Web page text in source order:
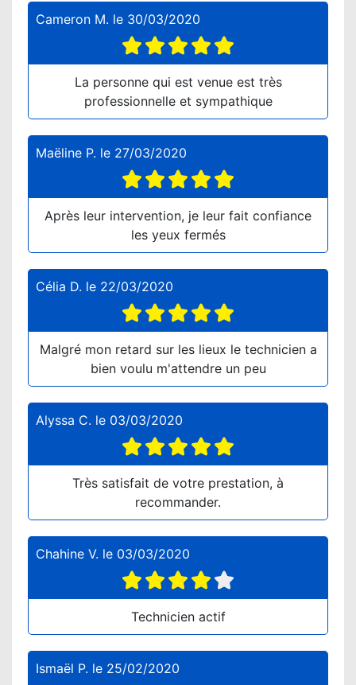
Cameron M. le 30/03/2020
La personne qui est venue est très
professionnelle et sympathique
Maëline P. le 27/03/2020
Après leur intervention, je leur fait confiance
les yeux fermés
Célia D. le 22/03/2020
Malgré mon retard sur les lieux le technicien a
bien voulu m'attendre un peu
Alyssa C. le 03/03/2020
Très satisfait de votre prestation, à
recommander.
Chahine V. le 03/03/2020
Technicien actif
Ismaël P. le 25/02/2020